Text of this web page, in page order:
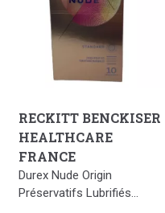
RECKITT BENCKISER
HEALTHCARE
FRANCE
Durex Nude Origin
Préservatifs Lubrifiés...